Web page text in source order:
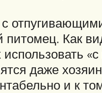
Как
даже
и к